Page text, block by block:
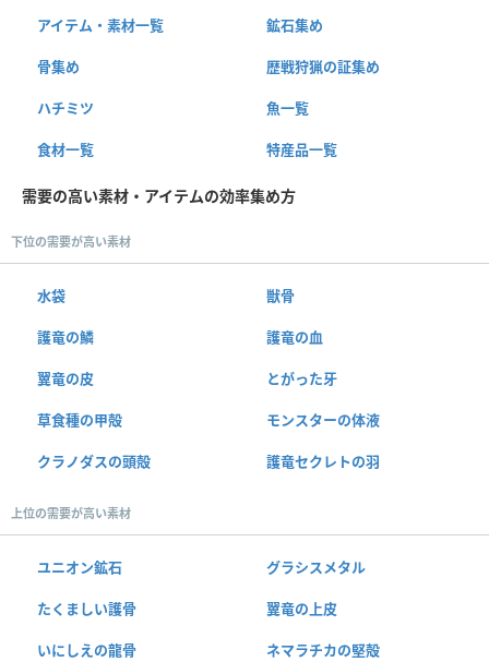
アイテム・素材一覧 鉱石集め
骨集め 歴戦狩猟の証集め
ハチミツ 魚一覧
食材一覧 特産品一覧
需要の高い素材・アイテムの効率集め方
下位の需要が高い素材
水袋 獣骨
護竜の鱗 護竜の血
翼竜の皮 とがった牙
草食種の甲殻 モンスターの体液
クラノダスの頭殻 護竜セクレトの羽
上位の需要が高い素材
ユニオン鉱石 グラシスメタル
たくましい護骨 翼竜の上皮
いにしえの龍骨 ネマラチカの堅殻